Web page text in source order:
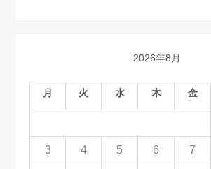
2026年8月
月 火 水 木 金
3 4 5 6 7